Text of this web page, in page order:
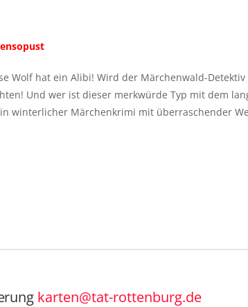
Wolf hat ein Alibi! Wird der Märchenwald-
Und wer ist dieser merkwürde Typ mit dem
winterlicher Märchenkrimi mit überraschender
karten@tat-rottenburg.de